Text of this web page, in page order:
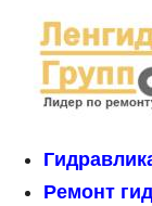
Ремонт